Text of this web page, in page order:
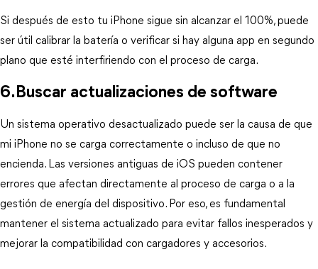
Si después de esto tu iPhone sigue sin alcanzar el 100%, puede
ser útil calibrar la batería o verificar si hay alguna app en segundo
plano que esté interfiriendo con el proceso de carga.
6.Buscar actualizaciones de software
Un sistema operativo desactualizado puede ser la causa de que
mi iPhone no se carga correctamente o incluso de que no
encienda. Las versiones antiguas de iOS pueden contener
errores que afectan directamente al proceso de carga o a la
gestión de energía del dispositivo. Por eso, es fundamental
mantener el sistema actualizado para evitar fallos inesperados y
mejorar la compatibilidad con cargadores y accesorios.